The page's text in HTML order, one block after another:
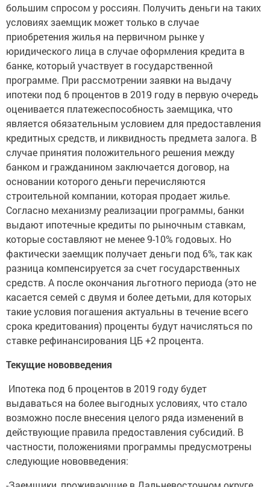
большим спросом у россиян. Получить деньги на таких
условиях заемщик может только в случае
приобретения жилья на первичном рынке у
юридического лица в случае оформления кредита в
банке, который участвует в государственной
программе. При рассмотрении заявки на выдачу
ипотеки под 6 процентов в 2019 году в первую очередь
оценивается платежеспособность заемщика, что
является обязательным условием для предоставления
кредитных средств, и ликвидность предмета залога. В
случае принятия положительного решения между
банком и гражданином заключается договор, на
основании которого деньги перечисляются
строительной компании, которая продает жилье.
Согласно механизму реализации программы, банки
выдают ипотечные кредиты по рыночным ставкам,
которые составляют не менее 9-10% годовых. Но
фактически заемщик получает деньги под 6%, так как
разница компенсируется за счет государственных
средств. А после окончания льготного периода (это не
касается семей с двумя и более детьми, для которых
такие условия погашения актуальны в течение всего
срока кредитования) проценты будут начисляться по
ставке рефинансирования ЦБ +2 процента.
Текущие нововведения
Ипотека под 6 процентов в 2019 году будет
выдаваться на более выгодных условиях, что стало
возможно после внесения целого ряда изменений в
действующие правила предоставления субсидий. В
частности, положениями программы предусмотрены
следующие нововведения: